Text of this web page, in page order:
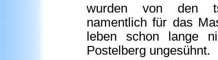
wurden von den
namentlich für das
leben schon lange
Postelberg ungesühnt.